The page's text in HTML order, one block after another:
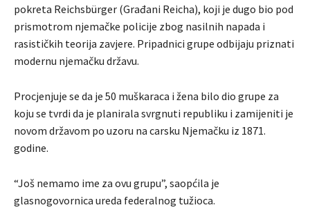
pokreta Reichsbürger (Građani Reicha), koji je dugo bio pod
prismotrom njemačke policije zbog nasilnih napada i
rasističkih teorija zavjere. Pripadnici grupe odbijaju priznati
modernu njemačku državu.
Procjenjuje se da je 50 muškaraca i žena bilo dio grupe za
koju se tvrdi da je planirala svrgnuti republiku i zamijeniti je
novom državom po uzoru na carsku Njemačku iz 1871.
godine.
“Još nemamo ime za ovu grupu”, saopćila je
glasnogovornica ureda federalnog tužioca.